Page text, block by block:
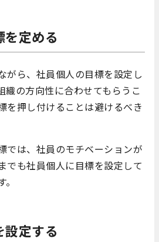
定める
がら、社員個人の目標を設定し
織の方向性に合わせてもらうこ
を押し付けることは避けるべき
では、社員のモチベーションが
でも社員個人に目標を設定して
定する